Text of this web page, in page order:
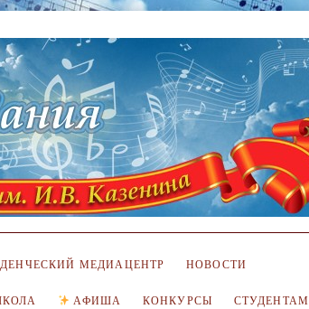
МЕДИАЦЕНТР НОВОСТИ
АФИША КОНКУРСЫ СТУДЕНТАМ